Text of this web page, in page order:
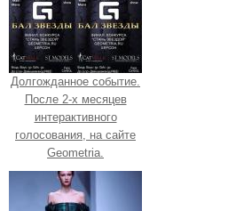
Долгожданное событие.
После 2-х месяцев
интерактивного
голосования, на сайте
Geometria.